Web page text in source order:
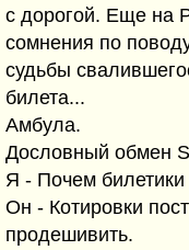
с дорогой. Еще на
сомнения по
судьбы
билета...
Амбула.
Дословный обмен
Я - Почем
Он - Котировки
продешивить.